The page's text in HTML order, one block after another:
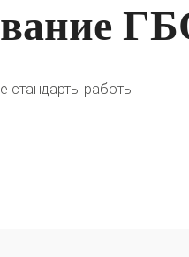
стандарты работы